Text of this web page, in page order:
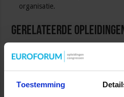
Toestemming
organisatie.
Gerelateerde